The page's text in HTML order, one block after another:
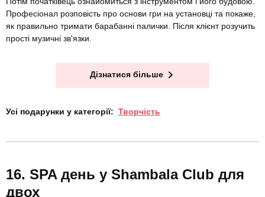
Професіонал розповість про основи гри на установці та покаже,
як правильно тримати барабанні палички. Після клієнт розучить
прості музичні зв'язки.
Дізнатися більше
Усі подарунки у категорії: Творчість
SPA день у Shambala Club для
двох